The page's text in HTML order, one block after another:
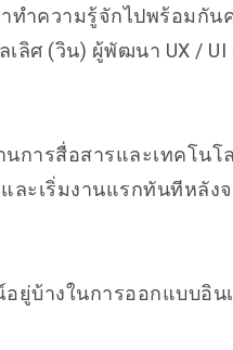
าทำความรู้จักไปพร้อมกั
ลิศ (วิน) ผู้พัฒนา UX / UI
นการสื่อสารและเทคโนโ
ละเริ่มงานแรกทันทีหลั
ยู่บ้างในการออกแบบอิน